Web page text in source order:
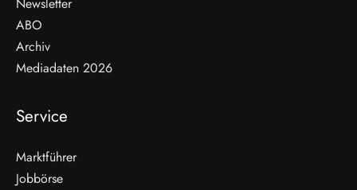
Newsletter
ABO
Archiv
Mediadaten 2026
Service
Marktführer
Jobbörse